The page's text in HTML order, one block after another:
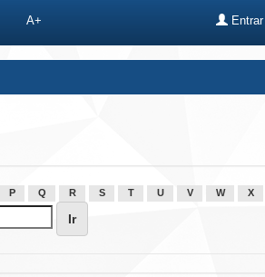
A+
P Q R S T U V W X